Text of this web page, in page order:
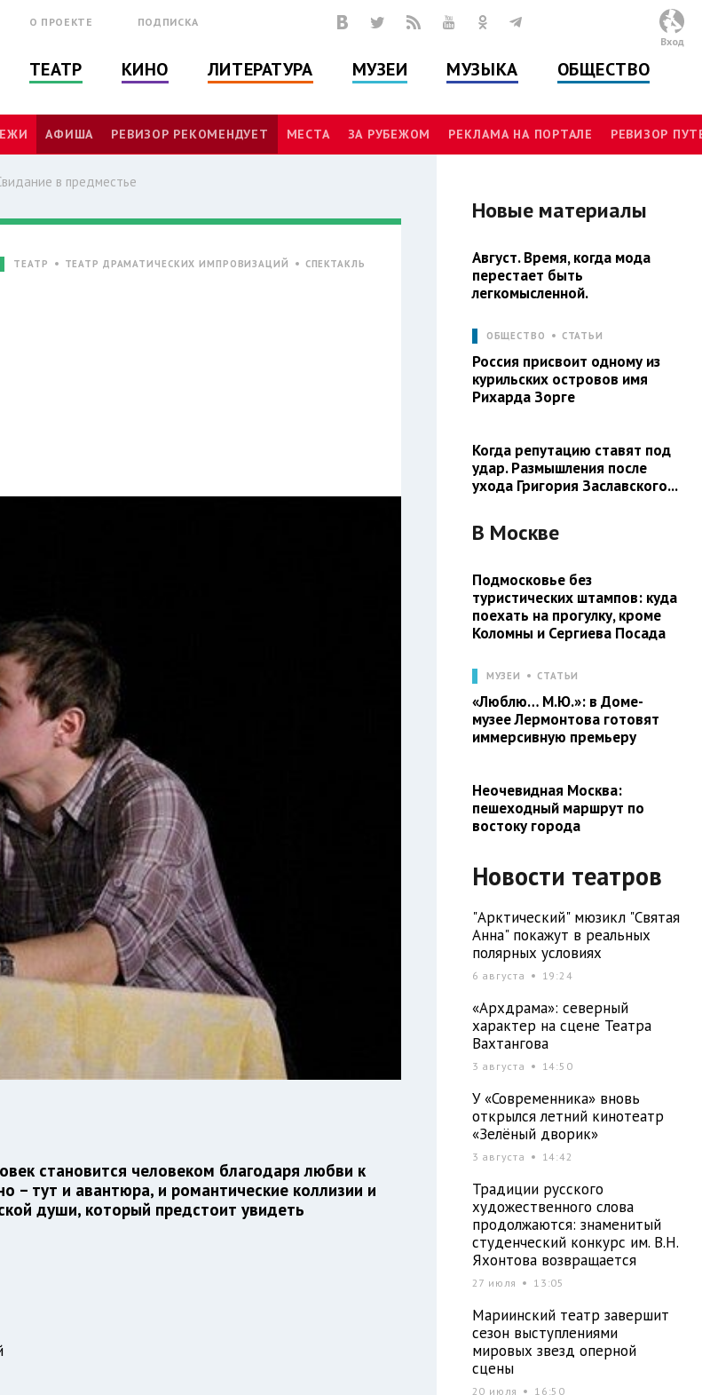
О ПРОЕКТЕ ПОДПИСКА
ТЕАТР КИНО ЛИТЕРАТУРА МУЗЕИ МУЗЫКА ОБЩЕСТВО
Вход
АФИША РЕВИЗОР РЕКОМЕНДУЕТ МЕСТА ЗА РУБЕЖОМ РЕКЛАМА НА ПОРТАЛЕ РЕВИЗОР
в предместье
ТЕАТР ТЕАТР ДРАМАТИЧЕСКИХ ИМПРОВИЗАЦИЙ СПЕКТАКЛЬ
становится человеком благодаря любви к
тут и авантюра, и романтические коллизии и
души, который предстоит увидеть
Новые материалы
Август. Время, когда мода
перестает быть
легкомысленной.
ОБЩЕСТВО СТАТЬИ
Россия присвоит одному из
курильских островов имя
Рихарда Зорге
Когда репутацию ставят под
удар. Размышления после
ухода Григория Заславского...
В Москве
Подмосковье без
туристических штампов: куда
поехать на прогулку, кроме
Коломны и Сергиева Посада
МУЗЕИ СТАТЬИ
«Люблю… М.Ю.»: в Доме-
музее Лермонтова готовят
иммерсивную премьеру
Неочевидная Москва:
пешеходный маршрут по
востоку города
Новости театров
"Арктический" мюзикл "Святая
Анна" покажут в реальных
полярных условиях
6 августа 19:24
«Архдрама»: северный
характер на сцене Театра
Вахтангова
3 августа 14:50
У «Современника» вновь
открылся летний кинотеатр
«Зелёный дворик»
3 августа 14:42
Традиции русского
художественного слова
продолжаются: знаменитый
студенческий конкурс им. В.Н.
Яхонтова возвращается
27 июля 13:05
Мариинский театр завершит
сезон выступлениями
мировых звезд оперной
сцены
20 июля 16:50